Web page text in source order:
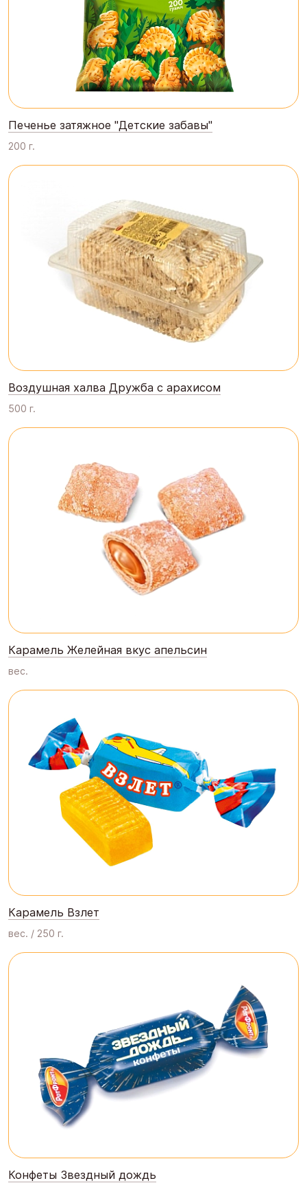
Печенье затяжное "Детские забавы"
200 г.
Воздушная халва Дружба с арахисом
500 г.
Карамель Желейная вкус апельсин
вес.
Карамель Взлет
вес. / 250 г.
Конфеты Звездный дождь